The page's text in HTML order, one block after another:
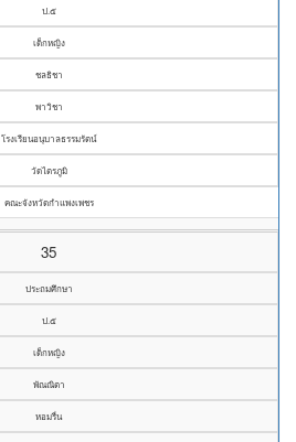
ป.๕
เด็กหญิง
ชลธิชา
พาวิชา
โรงเรียนอนุบาลธรรมรัตน์
วัดไตรภูมิ
คณะจังหวัดกำแพงเพชร
35
ประถมศึกษา
ป.๕
เด็กหญิง
พัณณิตา
หอมรื่น